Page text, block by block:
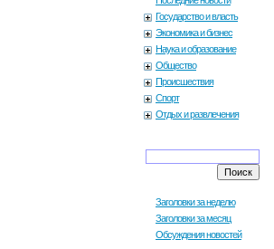
Государство и власть
Экономика и бизнес
Наука и образование
Общество
Происшествия
Спорт
Отдых и развлечения
Заголовки за неделю
Заголовки за месяц
Обсуждения новостей